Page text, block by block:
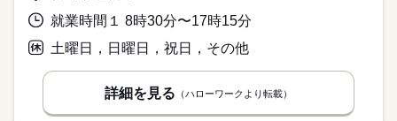
就業時間１ 8時30分〜17時15分
土曜日，日曜日，祝日，その他
詳細を見る （ハローワークより転載）